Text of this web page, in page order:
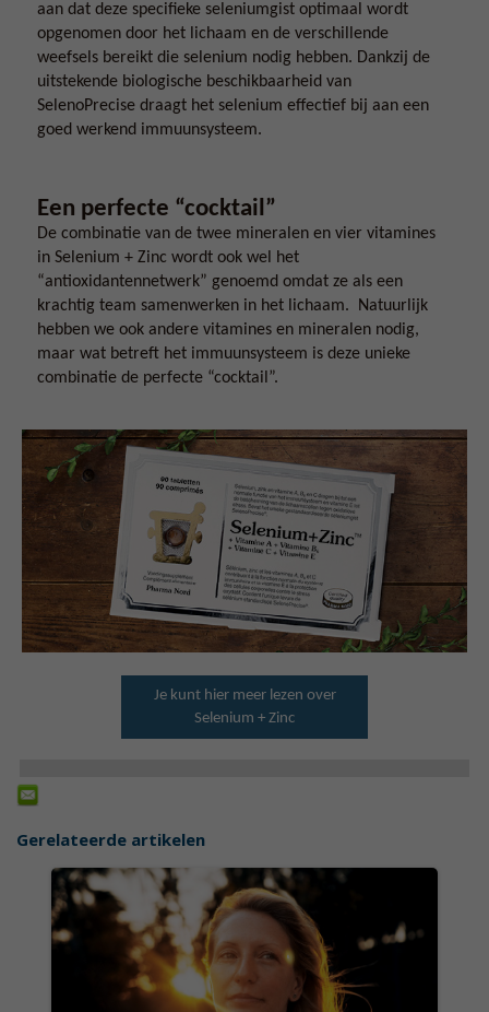
aan dat deze specifieke seleniumgist optimaal wordt
opgenomen door het lichaam en de verschillende
weefsels bereikt die selenium nodig hebben. Dankzij de
uitstekende biologische beschikbaarheid van
SelenoPrecise draagt het selenium effectief bij aan een
goed werkend immuunsysteem.
Een perfecte “cocktail”
De combinatie van de twee mineralen en vier vitamines
in Selenium + Zinc wordt ook wel het
“antioxidantennetwerk” genoemd omdat ze als een
krachtig team samenwerken in het lichaam. Natuurlijk
hebben we ook andere vitamines en mineralen nodig,
maar wat betreft het immuunsysteem is deze unieke
combinatie de perfecte “cocktail”.
Je kunt hier meer lezen over
Selenium + Zinc
Gerelateerde artikelen